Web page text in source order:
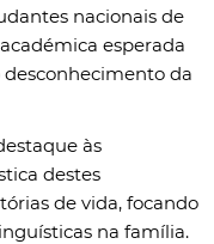
nacionais de
esperada
da
às
destes
de vida, focando
na família.